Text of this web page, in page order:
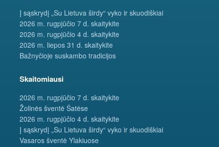
Į sąskrydį „Su Lietuva širdy“ vyko ir skuodiškiai
2026 m. rugpjūčio 7 d. skaitykite
2026 m. rugpjūčio 4 d. skaitykite
2026 m. liepos 31 d. skaitykite
Bažnyčioje suskambo tradicijos
Skaitomiausi
2026 m. rugpjūčio 7 d. skaitykite
Žolinės šventė Šatėse
2026 m. rugpjūčio 4 d. skaitykite
Į sąskrydį „Su Lietuva širdy“ vyko ir skuodiškiai
Vasaros šventė Ylakiuose